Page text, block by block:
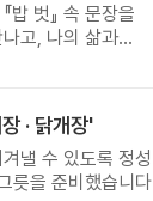
밥 벗』 속 문장을
고, 나의 삶과
· 닭개장'
낼 수 있도록 정성
릇을 준비했습니